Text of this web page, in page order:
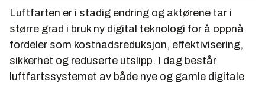
Luftfarten er i stadig endring og aktørene tar i
større grad i bruk ny digital teknologi for å oppnå
fordeler som kostnadsreduksjon, effektivisering,
sikkerhet og reduserte utslipp. I dag består
luftfartssystemet av både nye og gamle digitale